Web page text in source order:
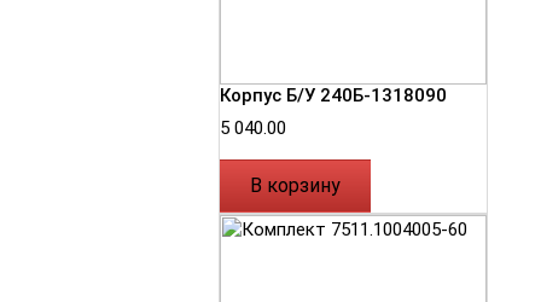
Корпус Б/У 240Б-1318090
5 040.00
В корзину